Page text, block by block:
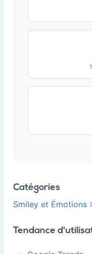
Catégories
Smiley et Émotions
Tendance